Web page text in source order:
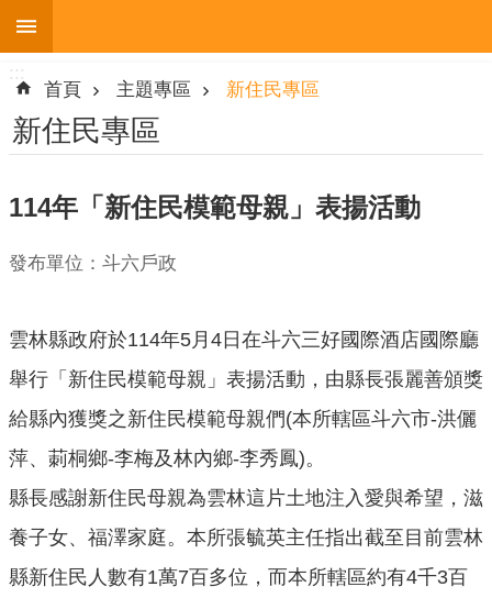
跳到主要內容區塊
進
階
搜
尋
機
關
介
便
民
服
務
人
口
統
計
:::
首頁 主題專區 新住民專區
新住民專區
114年「新住民模範母親」表揚活動
發布單位：斗六戶政
雲林縣政府於114年5月4日在斗六三好國際酒店國際廳
舉行「新住民模範母親」表揚活動，由縣長張麗善頒獎
給縣內獲獎之新住民模範母親們(本所轄區斗六市-洪儷
萍、莿桐鄉-李梅及林內鄉-李秀鳳)。
縣長感謝新住民母親為雲林這片土地注入愛與希望，滋
養子女、福澤家庭。本所張毓英主任指出截至目前雲林
縣新住民人數有1萬7百多位，而本所轄區約有4千3百